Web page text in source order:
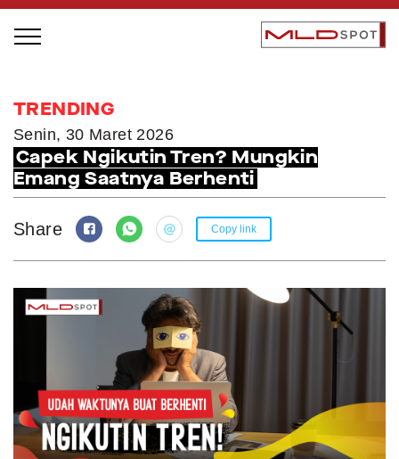
LOCAL GREATNESS
INSPIRING PEOPLE
INSPIRING PRODUCTS
INSPIRING PLACES
INSPIRING COMMUNITIES
TRENDING
EVENTS
MLDPODCAST
MLDPOINTS
TRENDING
Senin, 30 Maret 2026
Capek Ngikutin Tren? Mungkin
Emang Saatnya Berhenti
Share Copy link